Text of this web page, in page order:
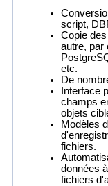
script,
Copie
autre, par
etc.
De
Interface
champs
objets
Modèles
fichiers.
données
fichiers